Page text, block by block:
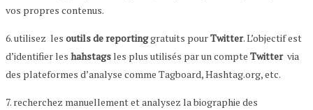
vos propres contenus.
6. utilisez les outils de reportinggratuits pourTwitter. L’objectif est
d’identifier les hahstagsles plus utilisés par un compte Twittervia
des plateformes d’analyse comme Tagboard, Hashtag.org, etc.
7. recherchez manuellement et analysez la biographie des